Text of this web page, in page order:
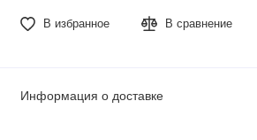
В избранное В сравнение
Информация о доставке